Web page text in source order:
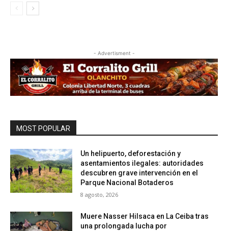
- Advertisment -
MOST POPULAR
Un helipuerto, deforestación y
asentamientos ilegales: autoridades
descubren grave intervención en el
Parque Nacional Botaderos
8 agosto, 2026
Muere Nasser Hilsaca en La Ceiba tras
una prolongada lucha por